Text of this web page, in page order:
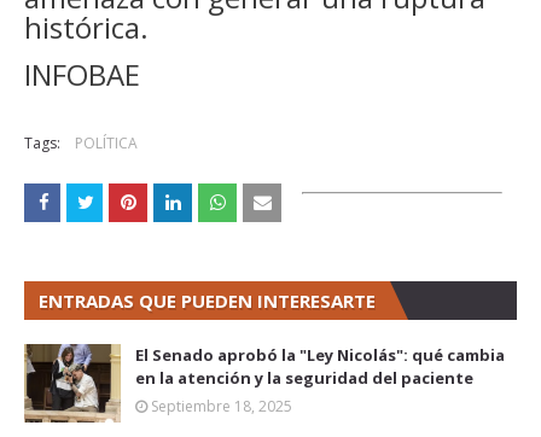
histórica.
INFOBAE
Tags: POLÍTICA
ENTRADAS QUE PUEDEN INTERESARTE
El Senado aprobó la "Ley Nicolás": qué cambia
en la atención y la seguridad del paciente
Septiembre 18, 2025